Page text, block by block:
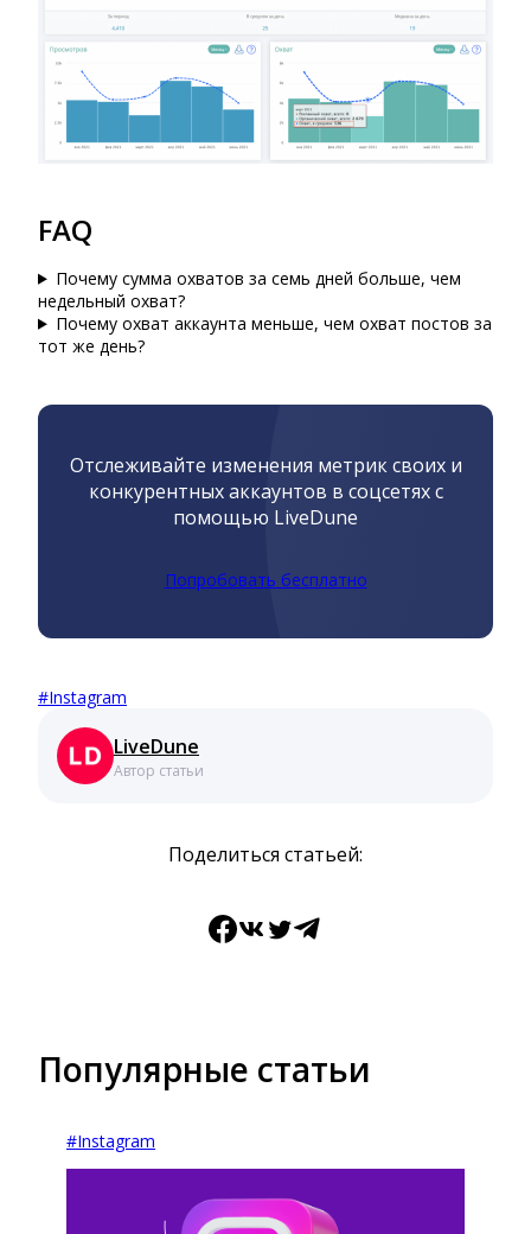
FAQ
Почему сумма охватов за семь дней больше, чем
недельный охват?
Почему охват аккаунта меньше, чем охват постов за
тот же день?
Отслеживайте изменения метрик своих и
конкурентных аккаунтов в соцсетях с
помощью LiveDune
Попробовать бесплатно
#Instagram
Автор статьи
LiveDune
Поделиться статьей:
Facebook
ВКонтакте
Twitter
Telegram
Популярные статьи
#Instagram